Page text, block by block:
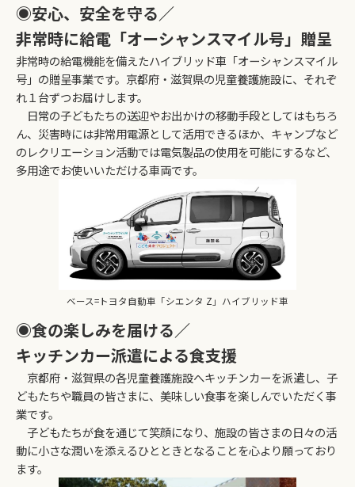
◉安心、安全を守る／
非常時に給電「オーシャンスマイル号」贈呈
非常時の給電機能を備えたハイブリッド車「オーシャンスマイル
号」の贈呈事業です。京都府・滋賀県の児童養護施設に、それぞ
れ１台ずつお届けします。
日常の子どもたちの送迎やお出かけの移動手段としてはもちろ
ん、災害時には非常用電源として活用できるほか、キャンプなど
のレクリエーション活動では電気製品の使用を可能にするなど、
多用途でお使いいただける車両です。
ベース=トヨタ自動車「シエンタ Z」ハイブリッド車
◉食の楽しみを届ける／
キッチンカー派遣による食支援
京都府・滋賀県の各児童養護施設へキッチンカーを派遣し、子
どもたちや職員の皆さまに、美味しい食事を楽しんでいただく事
業です。
子どもたちが食を通じて笑顔になり、施設の皆さまの日々の活
動に小さな潤いを添えるひとときとなることを心より願っており
ます。